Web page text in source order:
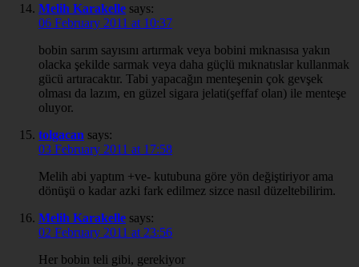
Melih Karakelle says:
06 February 2011 at 10:37
bobin sarım sayısını artırmak veya bobini mıknasısa yakın
olacka şekilde sarmak veya daha güçlü mıknatıslar kullanmak
gücü artıracaktır. Tabi yapacağın menteşenin çok gevşek
olması da lazım, en güzel sigara jelati(şeffaf olan) ile menteşe
oluyor.
tolgacan says:
03 February 2011 at 17:58
Melih abi yaptım +ve- kutubuna göre yön değiştiriyor ama
dönüşü o kadar azki fark edilmez sizce nasıl düzeltebilirim.
Melih Karakelle says:
02 February 2011 at 23:56
Her bobin teli gibi, gerekiyor